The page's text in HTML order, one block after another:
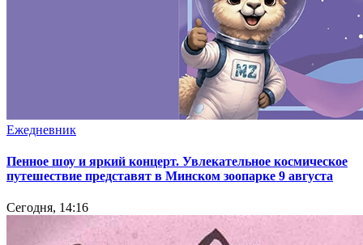
Ежедневник
Пенное шоу и яркий концерт. Увлекательное космическое
путешествие представят в Минском зоопарке 9 августа
Сегодня, 14:16